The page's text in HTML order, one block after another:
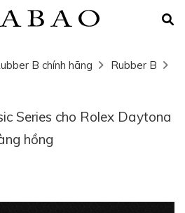
B chính hãng
Rubber B
Series cho Rolex Daytona
hồng